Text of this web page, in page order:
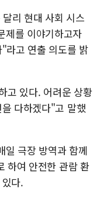
리 현대 사회 시스
제를 이야기하고자
라고 연출 의도를 밝
고 있다. 어려운 상황
다하겠다"고 말했
일 극장 방역과 함께
하여 안전한 관람 환
다.